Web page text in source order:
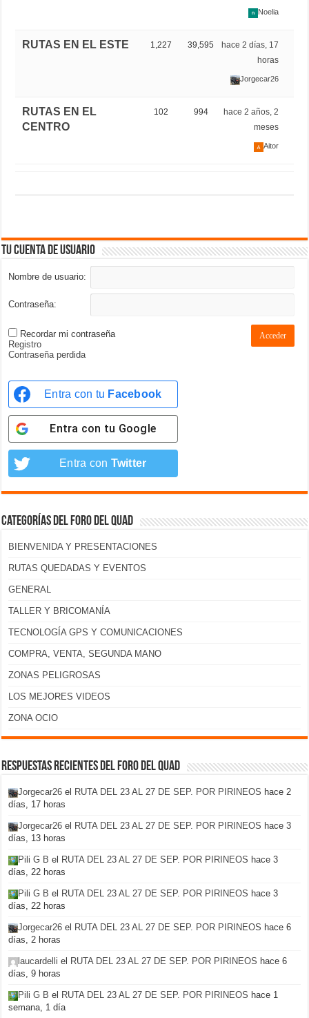
Noelia
RUTAS EN EL ESTE 1,227 39,595
hace 2 días, 17
horas
Jorgecar26
RUTAS EN EL
CENTRO
102 994
hace 2 años, 2
meses
Aitor
Tu cuenta de usuario
Nombre de usuario:
Contraseña:
Recordar mi contraseña Acceder
Registro
Contraseña perdida
Entra con tu Facebook
Entra con tu Google
Entra con Twitter
Categorías del foro del Quad
BIENVENIDA Y PRESENTACIONES
RUTAS QUEDADAS Y EVENTOS
GENERAL
TALLER Y BRICOMANÍA
TECNOLOGÍA GPS Y COMUNICACIONES
COMPRA, VENTA, SEGUNDA MANO
ZONAS PELIGROSAS
LOS MEJORES VIDEOS
ZONA OCIO
Respuestas recientes del foro del Quad
Jorgecar26 el RUTA DEL 23 AL 27 DE SEP. POR PIRINEOS hace 2
días, 17 horas
Jorgecar26 el RUTA DEL 23 AL 27 DE SEP. POR PIRINEOS hace 3
días, 13 horas
Pili G B el RUTA DEL 23 AL 27 DE SEP. POR PIRINEOS hace 3
días, 22 horas
Pili G B el RUTA DEL 23 AL 27 DE SEP. POR PIRINEOS hace 3
días, 22 horas
Jorgecar26 el RUTA DEL 23 AL 27 DE SEP. POR PIRINEOS hace 6
días, 2 horas
laucardelli el RUTA DEL 23 AL 27 DE SEP. POR PIRINEOS hace 6
días, 9 horas
Pili G B el RUTA DEL 23 AL 27 DE SEP. POR PIRINEOS hace 1
semana, 1 día